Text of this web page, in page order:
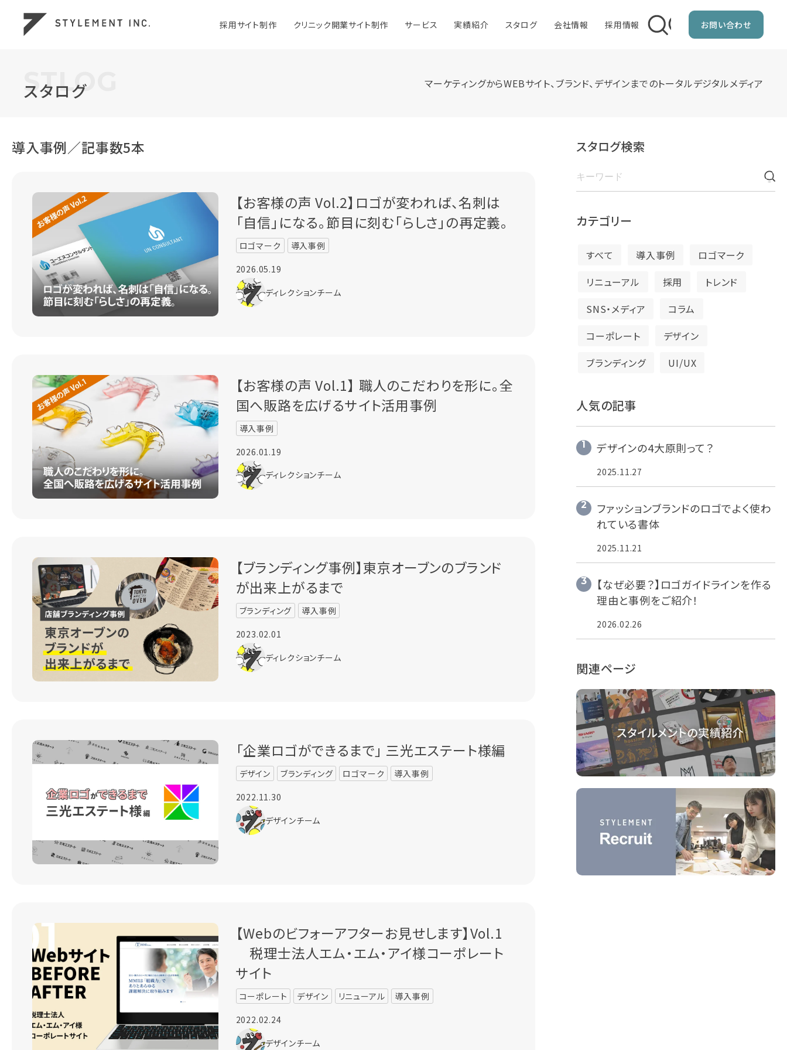
採用サイト制作 クリニック開業サイト制作 サービス
ホームページリニューアル
CMS開発
STUDIO （ノーコード開発）
ロゴマーク制作
実績紹介 スタログ 会社情報 採用情報 お問い合わせ
STLOG
スタログ マーケティングからWEBサイト、ブランド、デザインまでのトータルデジタルメディア
導入事例／記事数5本
【お客様の声 Vol.2】ロゴが変われば、名刺は
「自信」になる。節目に刻む「らしさ」の再定義。
ロゴマーク
導入事例
2026.05.19
ディレクションチーム
【お客様の声 Vol.1】 職人のこだわりを形に。全
国へ販路を広げるサイト活用事例
導入事例
2026.01.19
ディレクションチーム
【ブランディング事例】東京オーブンのブランド
が出来上がるまで
ブランディング
導入事例
2023.02.01
ディレクションチーム
「企業ロゴができるまで」 三光エステート様編
デザイン ブランディング ロゴマーク
導入事例
2022.11.30
デザインチーム
【Webのビフォーアフターお見せします】Vol.1
税理士法人エム・エム・アイ様コーポレート
サイト
コーポレート デザイン リニューアル
導入事例
2022.02.24
デザインチーム
スタログ検索
カテゴリー
すべて 導入事例
ロゴマーク
リニューアル
採用
トレンド
SNS・メディア
コラム
コーポレート
デザイン
ブランディング
UI/UX
人気の記事
デザインの4大原則って？
2025.11.27
ファッションブランドのロゴでよく使わ
れている書体
2025.11.21
【なぜ必要？】ロゴガイドラインを作る
理由と事例をご紹介！
2026.02.26
関連ページ